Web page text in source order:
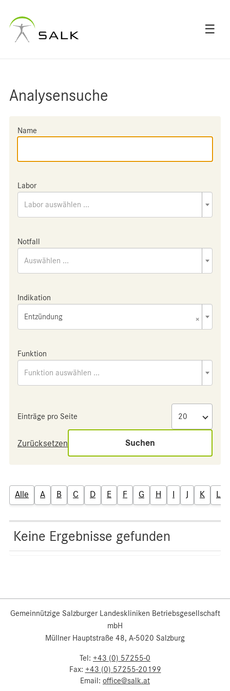
☰
Analysensuche
Name
Labor
Labor auswählen ...
Notfall
Auswählen ...
Indikation
×
Entzündung
Funktion
Funktion auswählen ...
Einträge pro Seite
Zurücksetzen Suchen
Alle A B C D E F G H I J K L
Keine Ergebnisse gefunden
Gemeinnützige Salzburger Landeskliniken Betriebsgesellschaft
mbH
Müllner Hauptstraße 48, A-5020 Salzburg
Tel: +43 (0) 57255-0
Fax: +43 (0) 57255-20199
Email: office@salk.at